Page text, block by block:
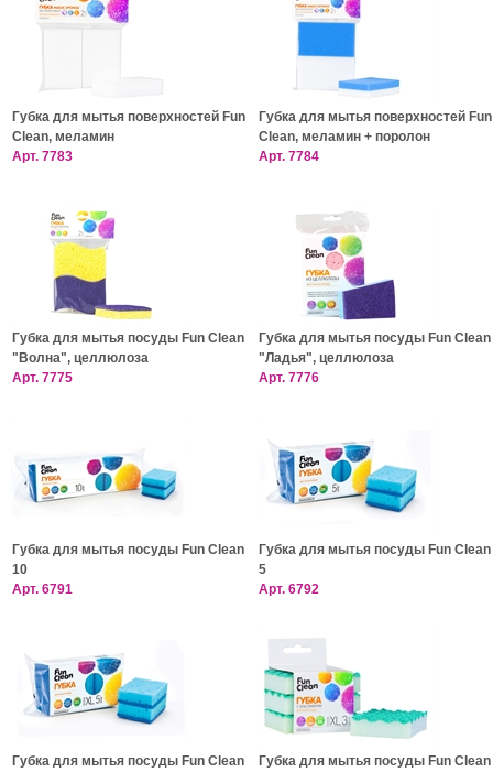
Губка для мытья поверхностей Fun
Clean, меламин
Арт. 7783
Губка для мытья поверхностей Fun
Clean, меламин + поролон
Арт. 7784
Губка для мытья посуды Fun Clean
"Волна", целлюлоза
Арт. 7775
Губка для мытья посуды Fun Clean
"Ладья", целлюлоза
Арт. 7776
Губка для мытья посуды Fun Clean
10
Арт. 6791
Губка для мытья посуды Fun Clean
5
Арт. 6792
Губка для мытья посуды Fun Clean
Губка для мытья посуды Fun Clean